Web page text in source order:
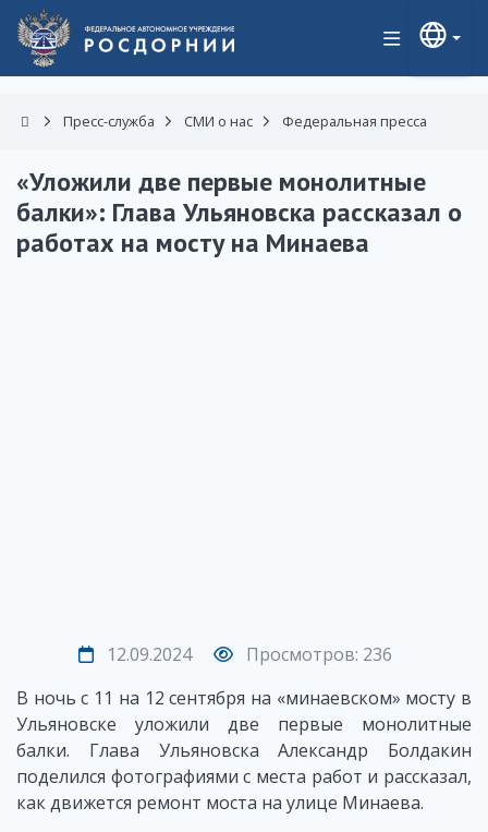
Пресс-служба СМИ о нас Федеральная пресса
«Уложили две первые монолитные
балки»: Глава Ульяновска рассказал о
работах на мосту на Минаева
12.09.2024
Просмотров: 236
В ночь с 11 на 12 сентября на «минаевском» мосту в
Ульяновске уложили две первые монолитные
балки. Глава Ульяновска Александр Болдакин
поделился фотографиями с места работ и рассказал,
как движется ремонт моста на улице Минаева.